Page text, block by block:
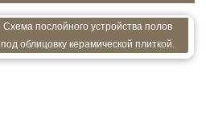
Схема послойного устройства полов
под облицовку керамической плиткой.